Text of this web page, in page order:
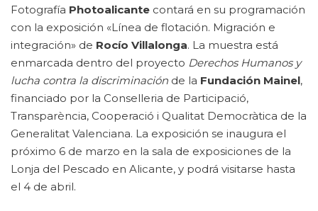
Fotografía Photoalicante contará en su programación
con la exposición «Línea de flotación. Migración e
integración» de Rocío Villalonga. La muestra está
enmarcada dentro del proyecto Derechos Humanos y
lucha contra la discriminación de la Fundación Mainel,
financiado por la Conselleria de Participació,
Transparència, Cooperació i Qualitat Democràtica de la
Generalitat Valenciana. La exposición se inaugura el
próximo 6 de marzo en la sala de exposiciones de la
Lonja del Pescado en Alicante, y podrá visitarse hasta
el 4 de abril.